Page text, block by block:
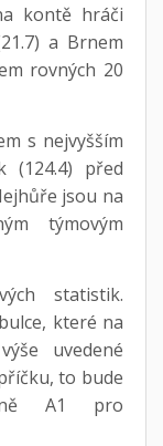
kontě hráči
a Brnem
rovných 20
s nejvyšším
(124.4) před
jsou na
týmovým
statistik.
které na
uvedené
to bude
A1 pro